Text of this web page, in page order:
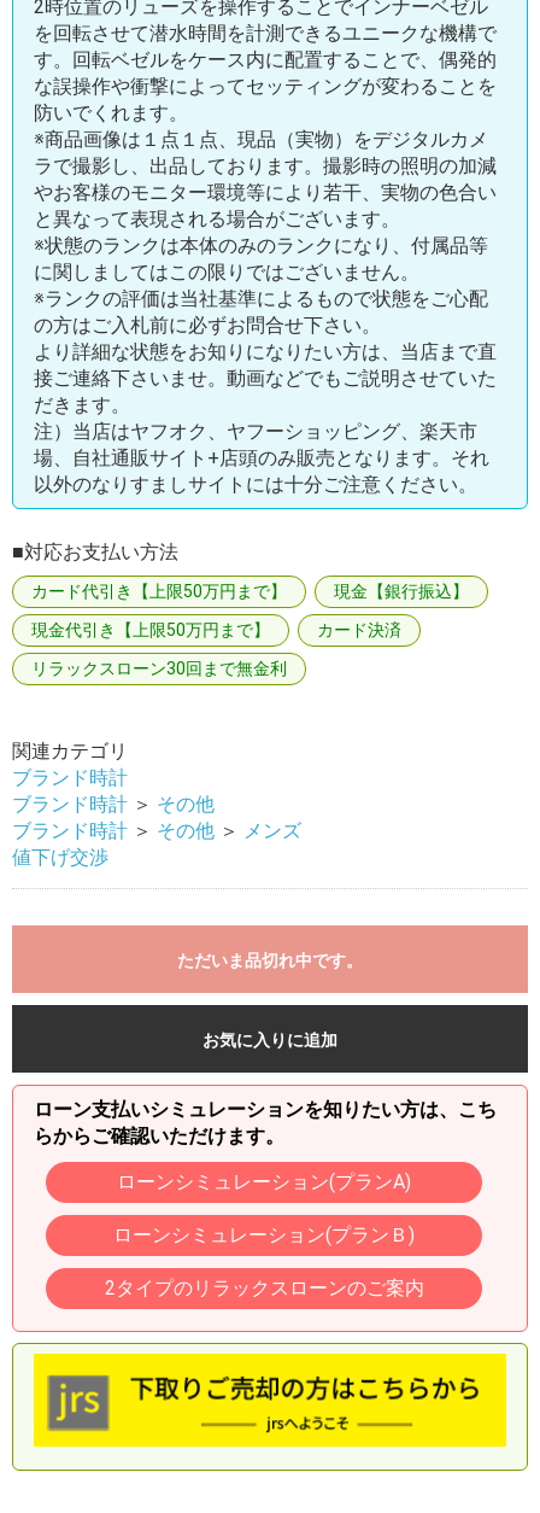
2時位置のリューズを操作することでインナーベゼル
を回転させて潜水時間を計測できるユニークな機構で
す。回転ベゼルをケース内に配置することで、偶発的
な誤操作や衝撃によってセッティングが変わることを
防いでくれます。
※商品画像は１点１点、現品（実物）をデジタルカメ
ラで撮影し、出品しております。撮影時の照明の加減
やお客様のモニター環境等により若干、実物の色合い
と異なって表現される場合がございます。
※状態のランクは本体のみのランクになり、付属品等
に関しましてはこの限りではございません。
※ランクの評価は当社基準によるもので状態をご心配
の方はご入札前に必ずお問合せ下さい。
より詳細な状態をお知りになりたい方は、当店まで直
接ご連絡下さいませ。動画などでもご説明させていた
だきます。
注）当店はヤフオク、ヤフーショッピング、楽天市
場、自社通販サイト+店頭のみ販売となります。それ
以外のなりすましサイトには十分ご注意ください。
■対応お支払い方法
カード代引き【上限50万円まで】
現金【銀行振込】
現金代引き【上限50万円まで】
カード決済
リラックスローン30回まで無金利
関連カテゴリ
ブランド時計
ブランド時計 ＞ その他
ブランド時計 ＞ その他 ＞ メンズ
値下げ交渉
ただいま品切れ中です。
お気に入りに追加
ローン支払いシミュレーションを知りたい方は、こち
らからご確認いただけます。
ローンシミュレーション(プランA)
ローンシミュレーション(プランＢ)
2タイプのリラックスローンのご案内